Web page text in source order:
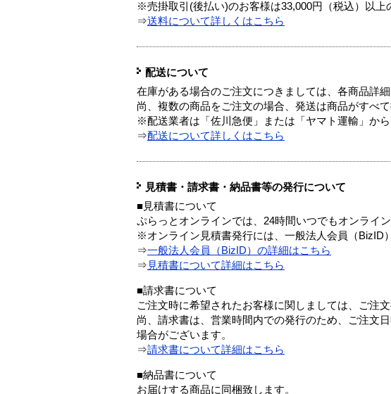
※売掛取引(後払い)のお客様は33,000円（税込）以上
⇒送料について詳しくはこちら
配送について
在庫がある場合のご注文につきましては、各商品詳
尚、複数の商品をご注文の場合、発送は商品がすべ
※配送業者は「佐川急便」または「ヤマト運輸」か
⇒配送について詳しくはこちら
見積書・請求書・納品書等の発行について
■見積書について
ぷらっとオンラインでは、24時間いつでもオンライ
※オンライン見積書発行には、一般法人会員（BizID
⇒一般法人会員（BizID）の詳細はこちら
⇒ 見積書について詳細はこちら
■請求書について
ご注文時に希望されたお客様に関しましては、ご注
尚、請求書は、営業時間内での発行のため、ご注文
場合がございます。
⇒請求書について詳細はこちら
■納品書について
お届けする商品に同梱致します。